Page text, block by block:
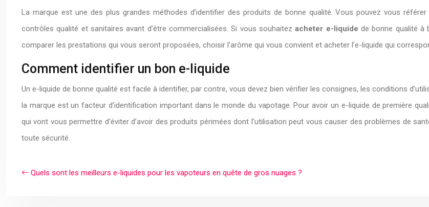
La marque est une des plus grandes méthodes d’identifier des produits de bonne qualité. Vous pouvez vous
contrôles qualité et sanitaires avant d’être commercialisées. Si vous souhaitezacheter e-liquide de bonne qualité à
comparer les prestations qui vous seront proposées, choisir l’arôme qui vous convient et acheter l’e-liquide qui
Comment identifier un bon e-liquide
Un e-liquide de bonne qualité est facile à identifier, par contre, vous devez bien vérifier les consignes, les conditions
la marque est un facteur d’identification important dans le monde du vapotage. Pour avoir un e-liquide de première
qui vont vous permettre d’éviter d’avoir des produits périmées dont l’utilisation peut vous causer des problèmes de
toute sécurité.
Quels sont les meilleurs e-liquides pour les vapoteurs en quête de gros nuages ?